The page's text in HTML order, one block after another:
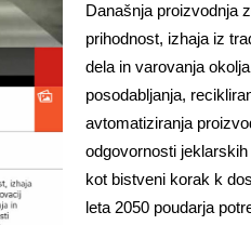
Današnja proizvodnja
prihodnost, izhaja iz
dela in varovanja
posodabljanja,
avtomatiziranja
odgovornosti
kot bistveni korak k
leta 2050 poudarja